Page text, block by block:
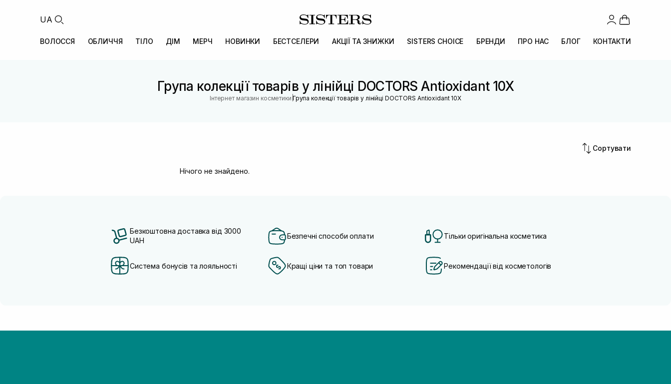
UA
ВОЛОССЯ ОБЛИЧЧЯ ТІЛО ДІМ МЕРЧ НОВИНКИ БЕСТСЕЛЕРИ АКЦІЇ ТА ЗНИЖКИ SISTERS CHOICE БРЕНДИ ПРО НАС БЛОГ КОНТАКТИ
Група колекції товарів у лінійці DOCTORS Antioxidant 10X
Інтернет магазин косметики |Група колекції товарів у лінійці DOCTORS Antioxidant 10X
Сортувати
Нічого не знайдено.
Безкоштовна доставка від 3000
UAH
Безпечні способи оплати Тільки оригінальна косметика
Система бонусів та лояльності Кращі ціни та топ товари Рекомендації від косметологів